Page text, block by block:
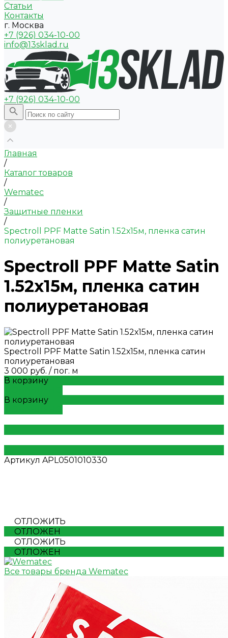
Статьи
Контакты
г. Москва
+7 (926) 034-10-00
info@13sklad.ru
+7 (926) 034-10-00
Главная
/
Каталог товаров
/
Wematec
/
Защитные пленки
/
Spectroll PPF Matte Satin 1.52х15м, пленка сатин
полиуретановая
Spectroll PPF Matte Satin
1.52х15м, пленка сатин
полиуретановая
Spectroll PPF Matte Satin 1.52х15м, пленка сатин
полиуретановая
3 000 руб. / пог. м
В корзину
В корзину
Артикул APL0501010330
ОТЛОЖИТЬ
ОТЛОЖЕН
ОТЛОЖИТЬ
ОТЛОЖЕН
Все товары бренда Wematec